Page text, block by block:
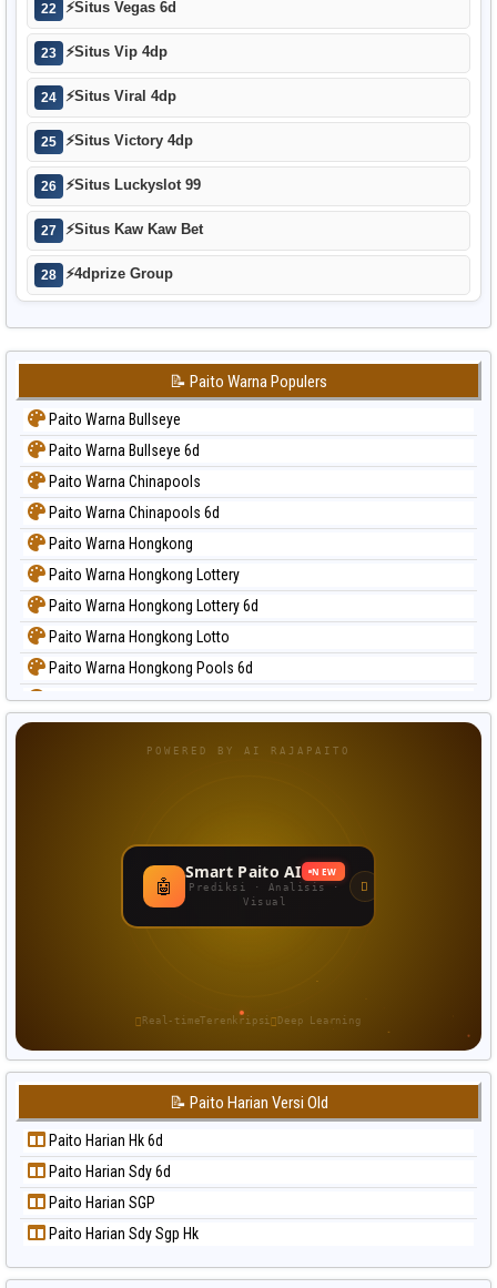
22 ⚡Situs Vegas 6d
23 ⚡Situs Vip 4dp
24 ⚡Situs Viral 4dp
25 ⚡Situs Victory 4dp
26 ⚡Situs Luckyslot 99
27 ⚡Situs Kaw Kaw Bet
28 ⚡4dprize Group
📝 Paito Warna Populers
Paito Warna Bullseye
Paito Warna Bullseye 6d
Paito Warna Chinapools
Paito Warna Chinapools 6d
Paito Warna Hongkong
Paito Warna Hongkong Lottery
Paito Warna Hongkong Lottery 6d
Paito Warna Hongkong Lotto
Paito Warna Hongkong Pools 6d
Paito Warna Japan
Paito Warna Nagoya
Paito Warna New York Midday
Paito Warna North Carolina Day
Paito Warna Sydney
Paito Warna Sydney Lottery
Paito Warna Sydney Lottery 6d
Paito Warna Sydney Lotto
Paito Warna Sydney Pools 6d
Paito Warna Taipei
POWERED BY AI RAJAPAITO
🤖
Smart Paito AI NEW
Prediksi · Analisis ·
Visual
Real-timeTerenkripsi Deep Learning
📝 Paito Harian Versi Old
Paito Harian Hk 6d
Paito Harian Sdy 6d
Paito Harian SGP
Paito Harian Sdy Sgp Hk